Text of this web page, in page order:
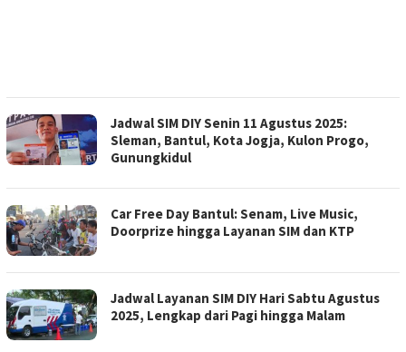
Jadwal SIM DIY Senin 11 Agustus 2025:
Sleman, Bantul, Kota Jogja, Kulon Progo,
Gunungkidul
Car Free Day Bantul: Senam, Live Music,
Doorprize hingga Layanan SIM dan KTP
Jadwal Layanan SIM DIY Hari Sabtu Agustus
2025, Lengkap dari Pagi hingga Malam